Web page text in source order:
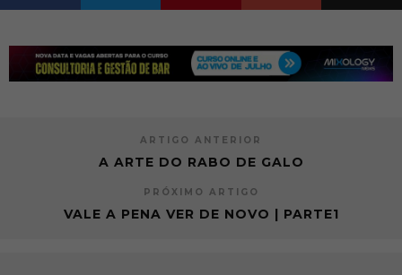
ARTIGO ANTERIOR
A ARTE DO RABO DE GALO
PRÓXIMO ARTIGO
VALE A PENA VER DE NOVO | PARTE1